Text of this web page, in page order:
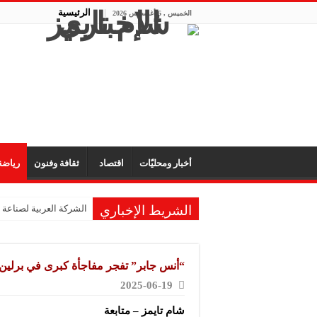
الخميس , 6 أغسطس 2026 الرئيسية
أخبار ومحليّات اقتصاد ثقافة وفنون
الشريط الإخباري الشركة العربية
شركة “فيرتيكس
“أنس جابر” تفجر مفاجأة كبرى في برلين
2025-06-19
شام تايمز – متابعة